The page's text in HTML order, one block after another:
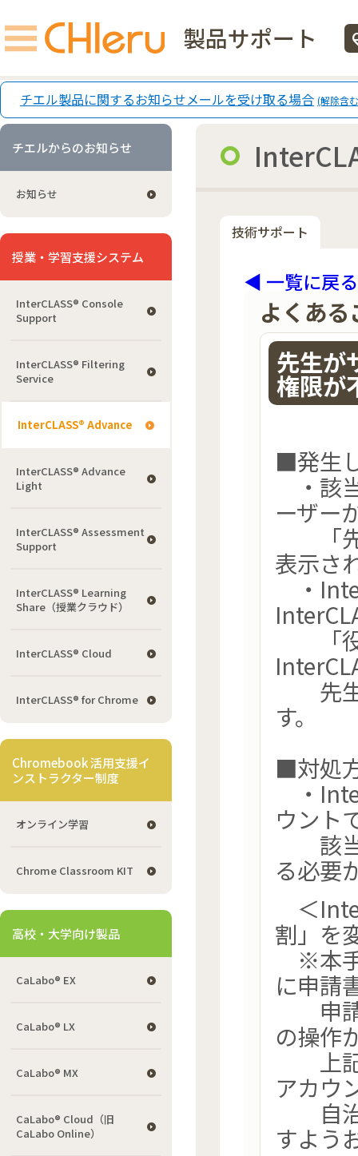
製品サポート
チエル製品に関するお知らせメールを受け取る場合 (解除含
チエルからのお知らせ
お知らせ
授業・学習支援システム
InterCLASS®︎ Console
Support
InterCLASS®︎ Filtering
Service
InterCLASS® Advance
InterCLASS® Advance
Light
InterCLASS®︎ Assessment
Support
InterCLASS® Learning
Share（授業クラウド）
InterCLASS® Cloud
InterCLASS®︎ for Chrome
Chromebook 活用支援イ
ンストラクター制度
オンライン学習
Chrome Classroom KIT
高校・大学向け製品
CaLabo® EX
CaLabo® LX
CaLabo® MX
CaLabo® Cloud（旧
CaLabo Online）
技術サポート
◀ 一覧に戻る
よくある
先生が
権限が
■発生
・該
ーザー
「先
表示さ
・
「役
先生
す。
■対処
・
ウント
該当
る必要
＜
割」を
※本手
に申請
申請
の操作
上記
アカウ
自治
すよう